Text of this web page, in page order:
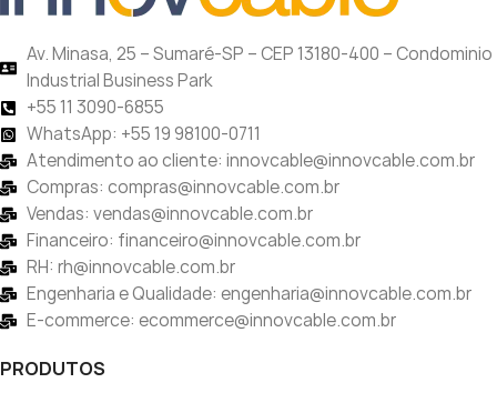
Av. Minasa, 25 – Sumaré-SP – CEP 13180-400 – Condominio
Industrial Business Park
+55 11 3090-6855
WhatsApp: +55 19 98100-0711
Atendimento ao cliente: innovcable@innovcable.com.br
Compras: compras@innovcable.com.br
Vendas: vendas@innovcable.com.br
Financeiro: financeiro@innovcable.com.br
RH: rh@innovcable.com.br
Engenharia e Qualidade: engenharia@innovcable.com.br
E-commerce: ecommerce@innovcable.com.br
PRODUTOS